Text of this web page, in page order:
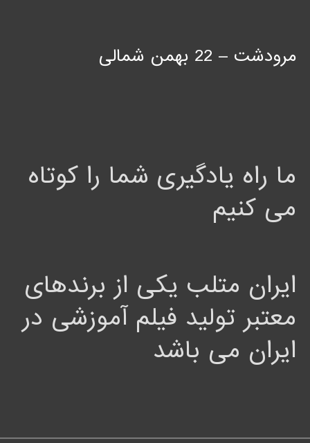
مرودشت – 22 بهمن شمالی
ما راه یادگیری شما را کوتاه
می کنیم
ایران متلب یکی از برندهای
معتبر تولید فیلم آموزشی در
ایران می باشد